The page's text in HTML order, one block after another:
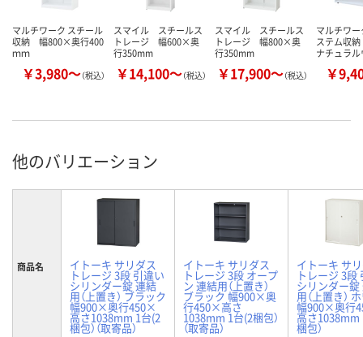
マルチワーク スチール
収納 幅800×奥行400
ｍｍ
￥3,980～（税込）
スマイル スチールス
トレージ 幅600×奥
行350mm
￥14,100～（税込）
スマイル スチールス
トレージ 幅800×奥
行350mm
￥17,900～（税込）
マルチワ
ステム収
ナチュラ
￥
他のバリエーション
商品名 イトーキ サリダス
トレージ 3段 引違い
シリンダー錠 連結
用（上置き） ブラック
幅900×奥行450×
高さ1038mm 1台(2
梱包）（取寄品）
イトーキ サリダス
トレージ 3段 オープ
ン 連結用（上置き）
ブラック 幅900×奥
行450×高さ
1038mm 1台(2梱包）
（取寄品）
イトーキ サ
トレージ 3段
シリンダー錠
用（上置き）
幅900×奥行
高さ1038mm
梱包）